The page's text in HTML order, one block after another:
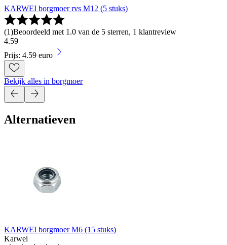
KARWEI borgmoer rvs M12 (5 stuks)
(1)Beoordeeld met 1.0 van de 5 sterren, 1 klantreview
4.59
Prijs: 4.59 euro
Bekijk alles in borgmoer
Alternatieven
KARWEI borgmoer M6 (15 stuks)
Karwei